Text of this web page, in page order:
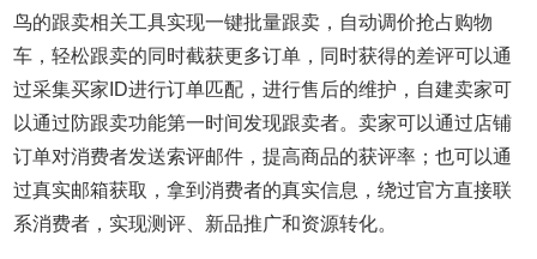
鸟的跟卖相关工具实现一键批量跟卖，自动调价抢占购物
车，轻松跟卖的同时截获更多订单，同时获得的差评可以通
过采集买家ID进行订单匹配，进行售后的维护，自建卖家可
以通过防跟卖功能第一时间发现跟卖者。卖家可以通过店铺
订单对消费者发送索评邮件，提高商品的获评率；也可以通
过真实邮箱获取，拿到消费者的真实信息，绕过官方直接联
系消费者，实现测评、新品推广和资源转化。